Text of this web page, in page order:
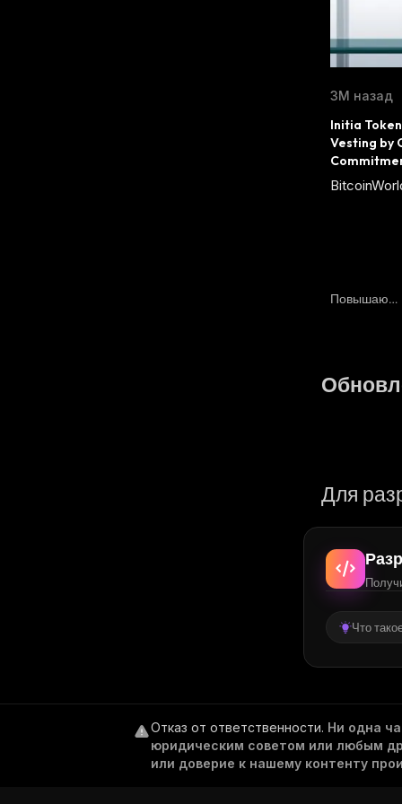
3М назад
Initia
Vesting by
Повышающи
Для
Что
Отказ от ответственности. Ни одна
юридическим советом или любым
или доверие к нашему контенту